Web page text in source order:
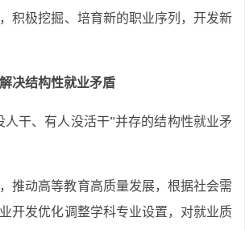
积极挖掘、培育新的职业序列，开发新
决结构性就业矛盾
人干、有人没活干”并存的结构性就业矛
推动高等教育高质量发展，根据社会需
开发优化调整学科专业设置，对就业质